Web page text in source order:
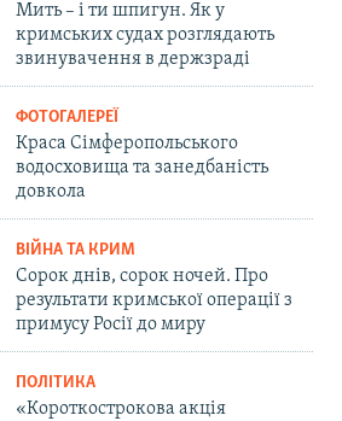
Мить – і ти шпигун. Як у
кримських судах розглядають
звинувачення в держзраді
ФОТОГАЛЕРЕЇ
Краса Сімферопольського
водосховища та занедбаність
довкола
ВІЙНА ТА КРИМ
Сорок днів, сорок ночей. Про
результати кримської операції з
примусу Росії до миру
ПОЛІТИКА
«Короткострокова акція